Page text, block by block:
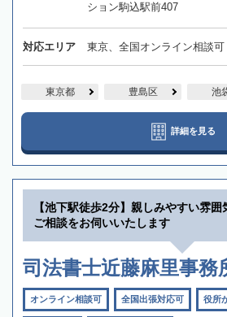
ション駒込駅前407
対応エリア 東京、全国オンライン相談可
東京都 豊島区 池
詳細を見る
【池下駅徒歩2分】親しみやすい雰
ご相談をお伺いいたします
司法書士近藤麻里事務
オンライン相談可 全国出張対応可 役所